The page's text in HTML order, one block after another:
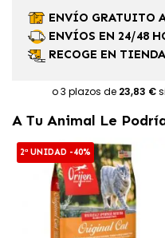
ENVÍO GRATUITO
ENVÍOS EN 24/48
RECOGE EN
A Tu Animal Le
2ª UNIDAD -40%